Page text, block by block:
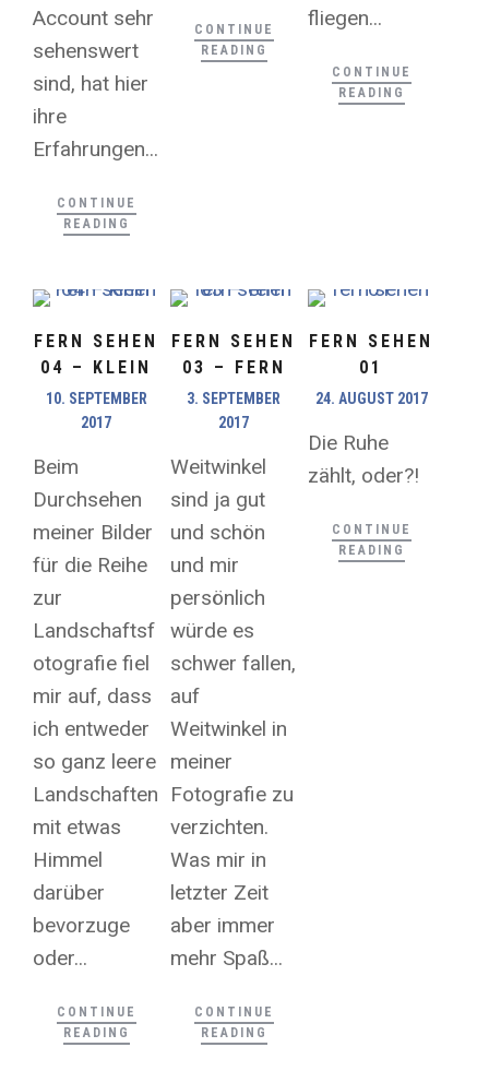
Account sehr
sehenswert
sind, hat hier
ihre
Erfahrungen...
CONTINUE
READING
CONTINUE
READING
fliegen...
CONTINUE
READING
FERN SEHEN
04 – KLEIN
10. SEPTEMBER
2017
Beim
Durchsehen
meiner Bilder
für die Reihe
zur
Landschaftsf
otografie fiel
mir auf, dass
ich entweder
so ganz leere
Landschaften
mit etwas
Himmel
darüber
bevorzuge
oder...
CONTINUE
READING
FERN SEHEN
03 – FERN
3. SEPTEMBER
2017
Weitwinkel
sind ja gut
und schön
und mir
persönlich
würde es
schwer fallen,
auf
Weitwinkel in
meiner
Fotografie zu
verzichten.
Was mir in
letzter Zeit
aber immer
mehr Spaß...
CONTINUE
READING
FERN SEHEN
01
24. AUGUST 2017
Die Ruhe
zählt, oder?!
CONTINUE
READING